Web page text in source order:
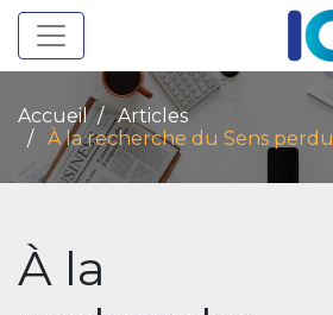
Toggle navigation
Accueil
Articles
À la recherche du Sens perdu
À la